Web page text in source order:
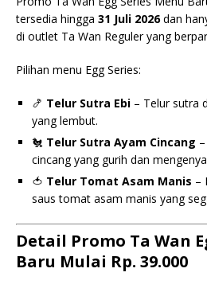
tersedia hingga 31 Juli 2026dan
di outlet Ta Wan Reguler yang
Pilihan menu Egg Series:
🍤 Telur Sutra Ebi – Telur sutra
yang lembut.
🐔 Telur Sutra Ayam Cincang
cincang yang gurih dan
🍅 Telur Tomat Asam Manis –
saus tomat asam manis yang
Detail Promo Ta Wan
Baru Mulai Rp. 39.000